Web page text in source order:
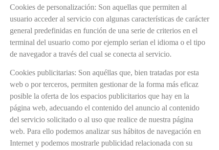
Cookies de personalización: Son aquellas que permiten al
usuario acceder al servicio con algunas características de carácter
general predefinidas en función de una serie de criterios en el
terminal del usuario como por ejemplo serian el idioma o el tipo
de navegador a través del cual se conecta al servicio.
Cookies publicitarias: Son aquéllas que, bien tratadas por esta
web o por terceros, permiten gestionar de la forma más eficaz
posible la oferta de los espacios publicitarios que hay en la
página web, adecuando el contenido del anuncio al contenido
del servicio solicitado o al uso que realice de nuestra página
web. Para ello podemos analizar sus hábitos de navegación en
Internet y podemos mostrarle publicidad relacionada con su